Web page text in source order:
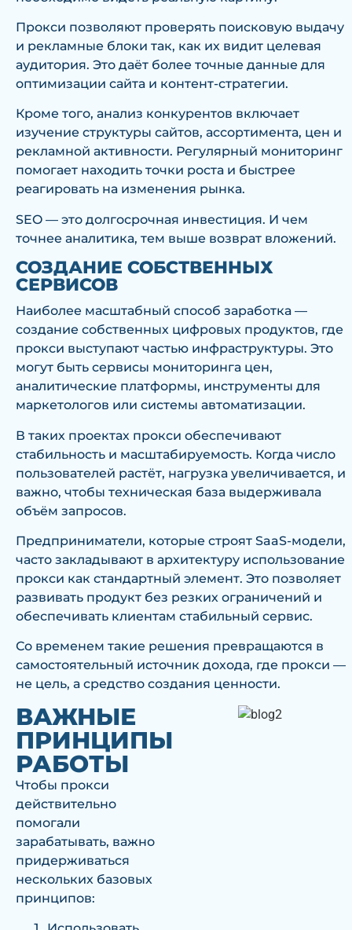
Прокси позволяют проверять поисковую выдачу
и рекламные блоки так, как их видит целевая
аудитория. Это даёт более точные данные для
оптимизации сайта и контент-стратегии.
Кроме того, анализ конкурентов включает
изучение структуры сайтов, ассортимента, цен и
рекламной активности. Регулярный мониторинг
помогает находить точки роста и быстрее
реагировать на изменения рынка.
SEO — это долгосрочная инвестиция. И чем
точнее аналитика, тем выше возврат вложений.
СОЗДАНИЕ СОБСТВЕННЫХ
СЕРВИСОВ
Наиболее масштабный способ заработка —
создание собственных цифровых продуктов, где
прокси выступают частью инфраструктуры. Это
могут быть сервисы мониторинга цен,
аналитические платформы, инструменты для
маркетологов или системы автоматизации.
В таких проектах прокси обеспечивают
стабильность и масштабируемость. Когда число
пользователей растёт, нагрузка увеличивается, и
важно, чтобы техническая база выдерживала
объём запросов.
Предприниматели, которые строят SaaS-модели,
часто закладывают в архитектуру использование
прокси как стандартный элемент. Это позволяет
развивать продукт без резких ограничений и
обеспечивать клиентам стабильный сервис.
Со временем такие решения превращаются в
самостоятельный источник дохода, где прокси —
не цель, а средство создания ценности.
ВАЖНЫЕ
ПРИНЦИПЫ
РАБОТЫ
Чтобы прокси
действительно
помогали
зарабатывать, важно
придерживаться
нескольких базовых
принципов: